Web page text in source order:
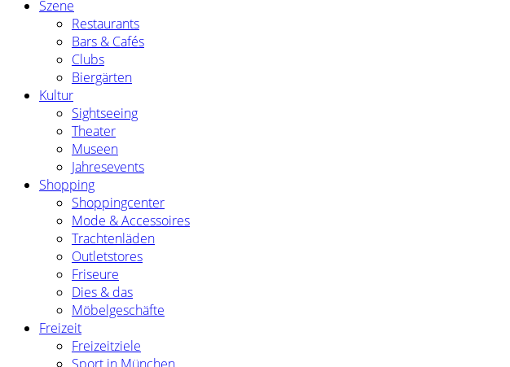
Szene
Restaurants
Bars & Cafés
Clubs
Biergärten
Kultur
Sightseeing
Theater
Museen
Jahresevents
Shopping
Shoppingcenter
Mode & Accessoires
Trachtenläden
Outletstores
Friseure
Dies & das
Möbelgeschäfte
Freizeit
Freizeitziele